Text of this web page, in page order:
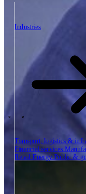
Industries
Transport, logistics &
Financial services
Retail EnergyPublic &
The SBP Trinity Plan,
Insights